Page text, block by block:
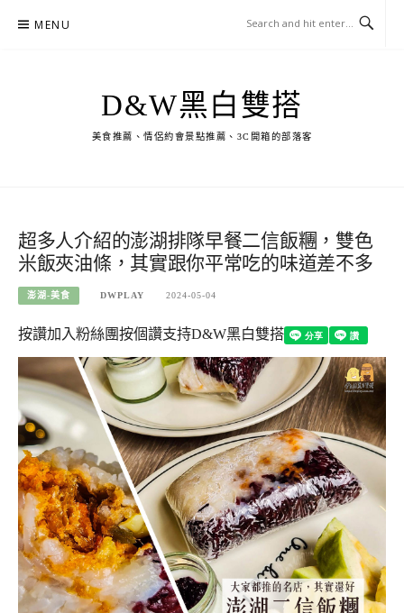
MENU
D&W黑白雙搭
美食推薦、情侶約會景點推薦、3C開箱的部落客
超多人介紹的澎湖排隊早餐二信飯糰，雙色
米飯夾油條，其實跟你平常吃的味道差不多
澎湖-美食 DWPLAY 2024-05-04
按讚加入粉絲團按個讚支持D&W黑白雙搭